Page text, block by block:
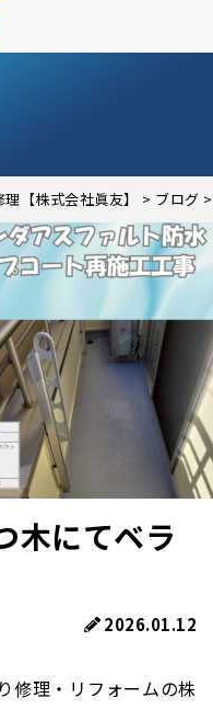
【株式会社眞友】 > ブログ
にてベラ
2026.01.12
修理・リフォームの株